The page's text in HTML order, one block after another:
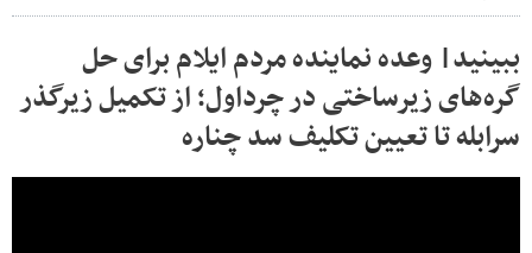
ببینید| وعده نماینده مردم ایلام برای حل
گره‌های زیرساختی در چرداول؛ از تکمیل زیرگذر
سرابله تا تعیین تکلیف سد چناره